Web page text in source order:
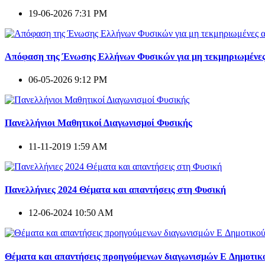
19-06-2026 7:31 PM
Απόφαση της Ένωσης Ελλήνων Φυσικών για μη
06-05-2026 9:12 PM
Πανελλήνιοι Μαθητικοί Διαγωνισμοί Φυσικής
11-11-2019 1:59 AM
Πανελλήνιες 2024 Θέματα και απαντήσεις στη Φυσική
12-06-2024 10:50 AM
Θέματα και απαντήσεις προηγούμενων διαγωνισμών E